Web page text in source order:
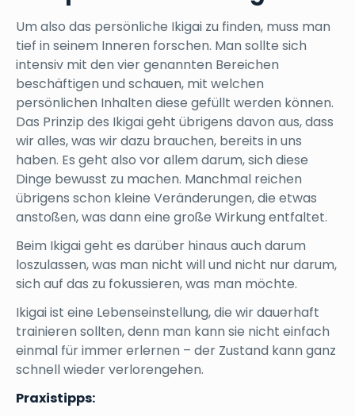
Um also das persönliche Ikigai zu finden, muss man
tief in seinem Inneren forschen. Man sollte sich
intensiv mit den vier genannten Bereichen
beschäftigen und schauen, mit welchen
persönlichen Inhalten diese gefüllt werden können.
Das Prinzip des Ikigai geht übrigens davon aus, dass
wir alles, was wir dazu brauchen, bereits in uns
haben. Es geht also vor allem darum, sich diese
Dinge bewusst zu machen. Manchmal reichen
übrigens schon kleine Veränderungen, die etwas
anstoßen, was dann eine große Wirkung entfaltet.
Beim Ikigai geht es darüber hinaus auch darum
loszulassen, was man nicht will und nicht nur darum,
sich auf das zu fokussieren, was man möchte.
Ikigai ist eine Lebenseinstellung, die wir dauerhaft
trainieren sollten, denn man kann sie nicht einfach
einmal für immer erlernen – der Zustand kann ganz
schnell wieder verlorengehen.
Praxistipps: